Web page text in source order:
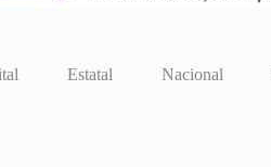
Estatal Nacional